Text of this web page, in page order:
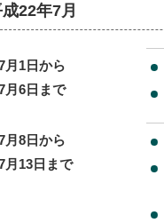
22年7月
月1日から
月6日まで
月8日から
月13日まで